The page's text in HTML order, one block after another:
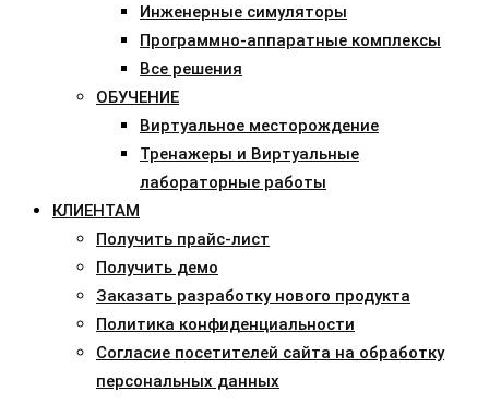
Инженерные симуляторы
Программно-аппаратные комплексы
Все решения
ОБУЧЕНИЕ
Виртуальное месторождение
Тренажеры и Виртуальные
лабораторные работы
КЛИЕНТАМ
Получить прайс-лист
Получить демо
Заказать разработку нового продукта
Политика конфиденциальности
Согласие посетителей сайта на обработку
персональных данных